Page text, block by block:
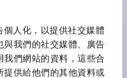
人化，以提供社交媒體
與我們的社交媒體、廣告
們網站的資料，這些合
提供給他們的其他資料或
清楚辨識正方平頭形指
燈時的顏色識別。
在危險或緊急狀況下，